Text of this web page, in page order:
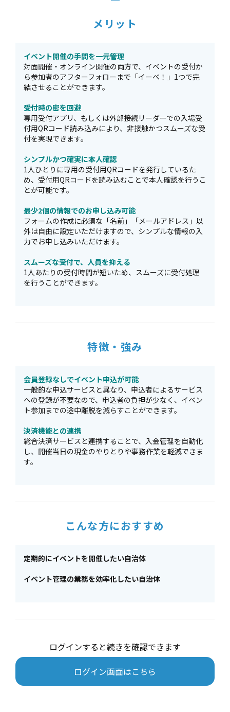
メリット
イベント開催の手間を一元管理
対⾯開催・オンライン開催の両⽅で、イベントの受付か
ら参加者のアフターフォローまで「イーべ！」1つで完
結させることができます。
受付時の密を回避
専⽤受付アプリ、もしくは外部接続リーダーでの入場受
付用QRコード読み込みにより、⾮接触かつスムーズな受
付を実現できます。
シンプルかつ確実に本人確認
1人ひとりに専用の受付用QRコードを発行しているた
め、受付用QRコードを読み込むことで本人確認を行うこ
とが可能です。
最少2個の情報でのお申し込み可能
フォームの作成に必須な「名前」「メールアドレス」以
外は自由に設定いただけますので、シンプルな情報の入
力でお申し込みいただけます。
スムーズな受付で、人員を抑える
1人あたりの受付時間が短いため、スムーズに受付処理
を行うことができます。
特徴・強み
会員登録なしでイベント申込が可能
⼀般的な申込サービスと異なり、申込者によるサービス
への登録が不要なので、申込者の負担が少なく、イベン
ト参加までの途中離脱を減らすことができます。
決済機能との連携
総合決済サービスと連携することで、⼊⾦管理を⾃動化
し、開催当⽇の現金のやりとりや事務作業を軽減できま
す。
こんな方におすすめ
定期的にイベントを開催したい自治体
イベント管理の業務を効率化したい自治体
ログインすると続きを確認できます
ログイン画面はこちら